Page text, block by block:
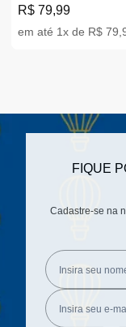
|10011266
R$ 79,99
em até 1x de R$
FIQUE
Cadastre-se na